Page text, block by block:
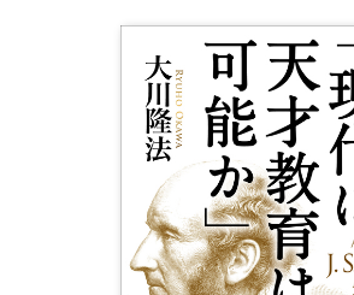
絵本
雑誌
DVD・ブルーレイ